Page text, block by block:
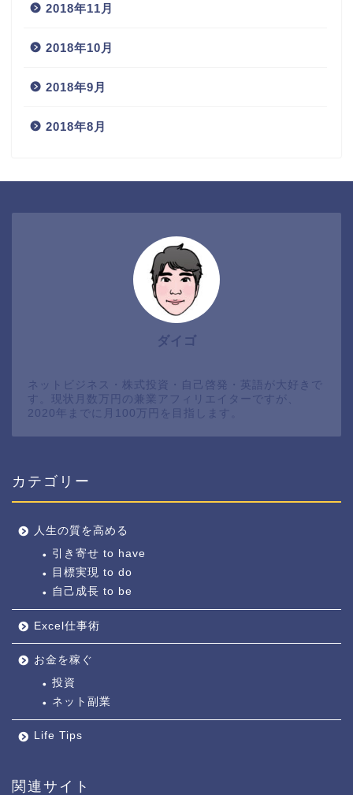
2018年11月
2018年10月
2018年9月
2018年8月
ダイゴ
ネットビジネス・株式投資・自己啓発・英語が大好きで
す。現状月数万円の兼業アフィリエイターですが、
2020年までに月100万円を目指します。
カテゴリー
人生の質を高める
引き寄せ to have
目標実現 to do
自己成長 to be
Excel仕事術
お金を稼ぐ
投資
ネット副業
Life Tips
関連サイト